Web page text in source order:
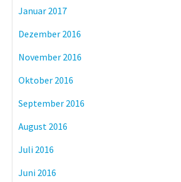
Januar 2017
Dezember 2016
November 2016
Oktober 2016
September 2016
August 2016
Juli 2016
Juni 2016